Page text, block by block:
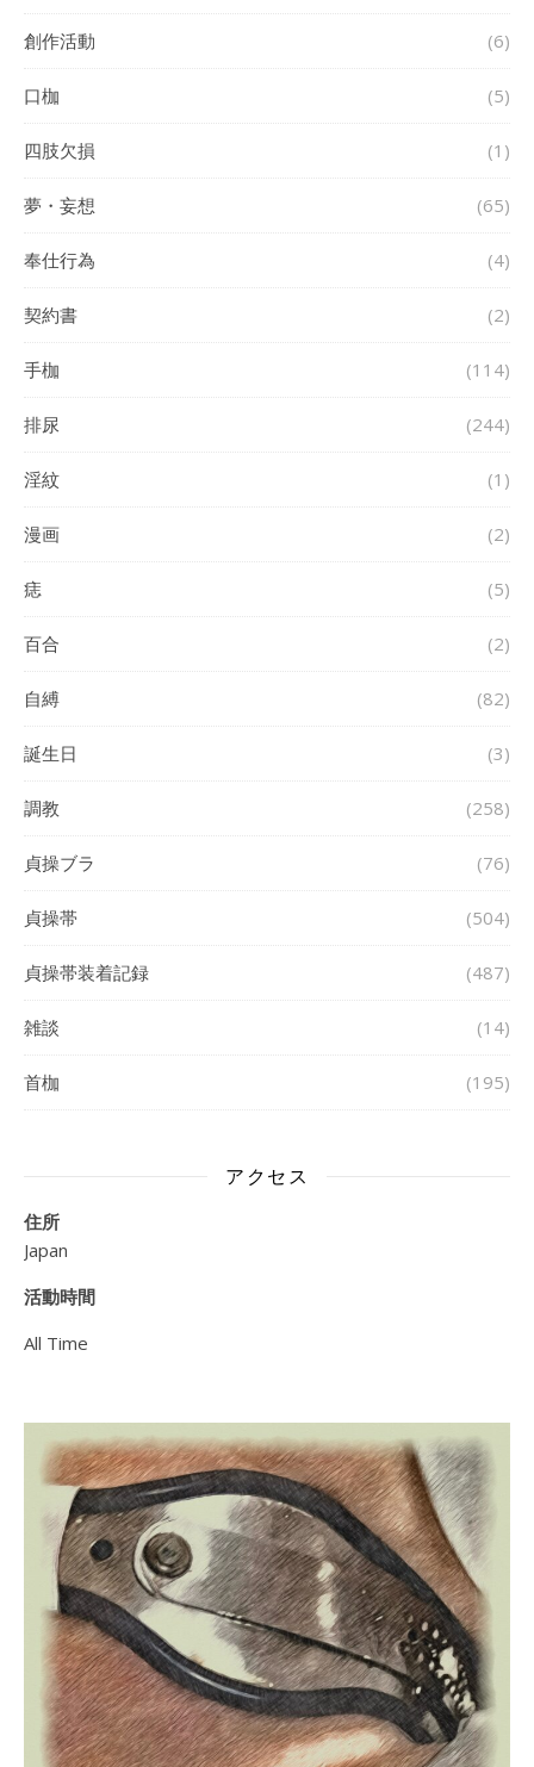
創作活動 (6)
口枷 (5)
四肢欠損 (1)
夢・妄想 (65)
奉仕行為 (4)
契約書 (2)
手枷 (114)
排尿 (244)
淫紋 (1)
漫画 (2)
痣 (5)
百合 (2)
自縛 (82)
誕生日 (3)
調教 (258)
貞操ブラ (76)
貞操帯 (504)
貞操帯装着記録 (487)
雑談 (14)
首枷 (195)
アクセス
住所
Japan
活動時間
All Time